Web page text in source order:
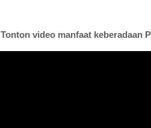
Tonton video manfaat keberadaan